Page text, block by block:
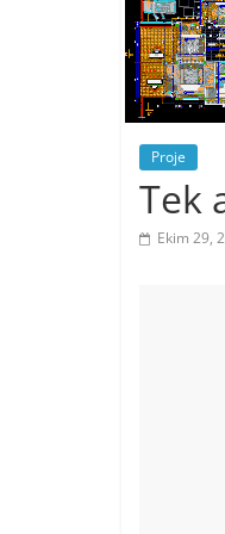
Proje
Tek
Ekim 29,